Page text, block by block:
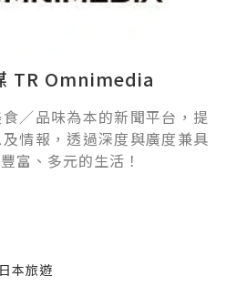
TR Omnimedia
／品味為本的新聞平台，提
情報，透過深度與廣度兼具
富、多元的生活！
本旅遊